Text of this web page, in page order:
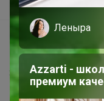
Вакансии
support@24-ok.ru
Написать в
Защита покупателя
Помощь
Леныра
Azzarti -
премиум